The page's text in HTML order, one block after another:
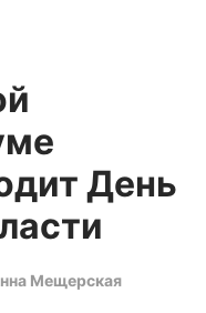
День
Мещерская